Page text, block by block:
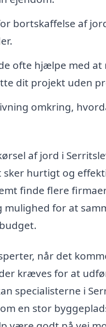
bortskaffelse af
ofte hjælpe med at
dit projekt uden
omkring,
af jord i
hurtigt og
finde flere
for at
når det
kræves for at
specialisterne i
en stor